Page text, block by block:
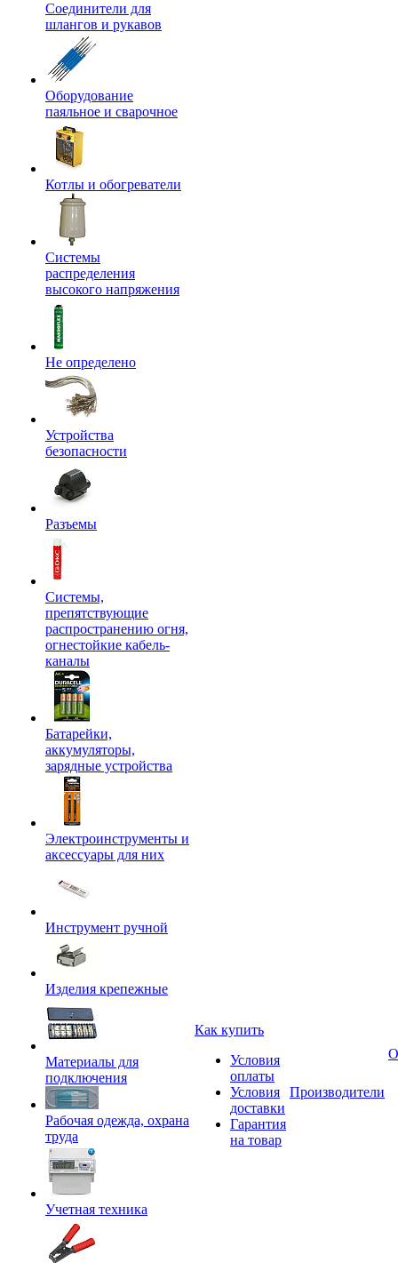
Соединители для
шлангов и рукавов
Оборудование
паяльное и сварочное
Котлы и обогреватели
Системы
распределения
высокого напряжения
Не определено
Устройства
безопасности
Разъемы
Системы,
препятствующие
распространению огня,
огнестойкие кабель-
каналы
Батарейки,
аккумуляторы,
зарядные устройства
Электроинструменты и
аксессуары для них
Инструмент ручной
Изделия крепежные
Материалы для
подключения
Рабочая одежда, охрана
труда
Учетная техника
Как купить
Условия
оплаты
Условия
доставки
Гарантия
на товар
Производители